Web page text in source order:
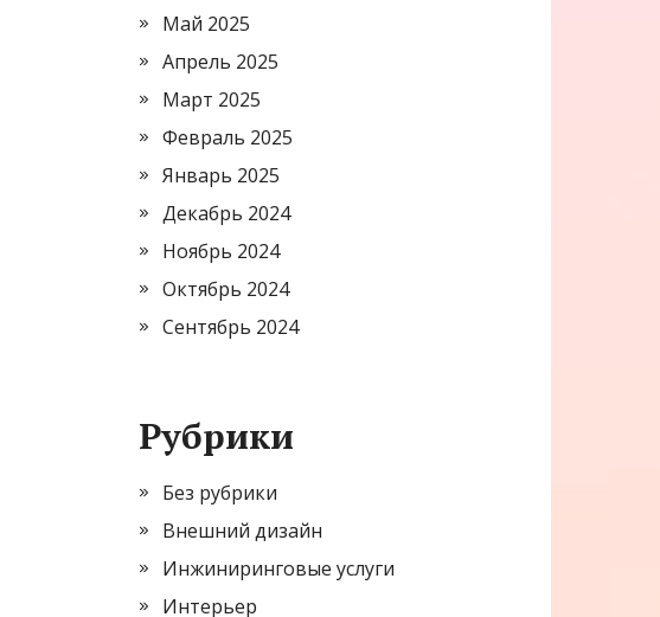
Май 2025
Апрель 2025
Март 2025
Февраль 2025
Январь 2025
Декабрь 2024
Ноябрь 2024
Октябрь 2024
Сентябрь 2024
Рубрики
Без рубрики
Внешний дизайн
Инжиниринговые услуги
Интерьер